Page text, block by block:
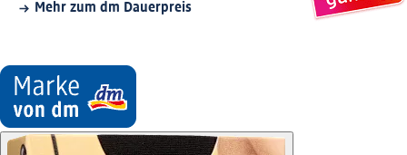
Mehr zum dm Dauerpreis